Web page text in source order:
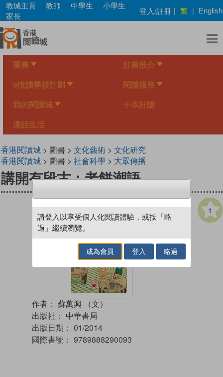
Skip
main
content
教城主頁 教師 中學生
小學生
家長
登入/註冊 | 繁 | English
圖書 好書推介
e悅讀學校計劃 閱讀服務
我的閱讀城 十本好讀
漫話生活
香港閱讀城> 圖書 > 文化藝術> 文化研究
香港閱讀城> 圖書 > 社會科學 > 大眾傳播
講開有段古：老餅潮語
1
作者： 蘇萬興 （文）
出版社： 中華書局
出版日期： 01/2014
國際書號： 9789888290093
請登入以享受個人化閱讀體驗，或按「略
過」繼續瀏覽。
成為會員 登入 略過